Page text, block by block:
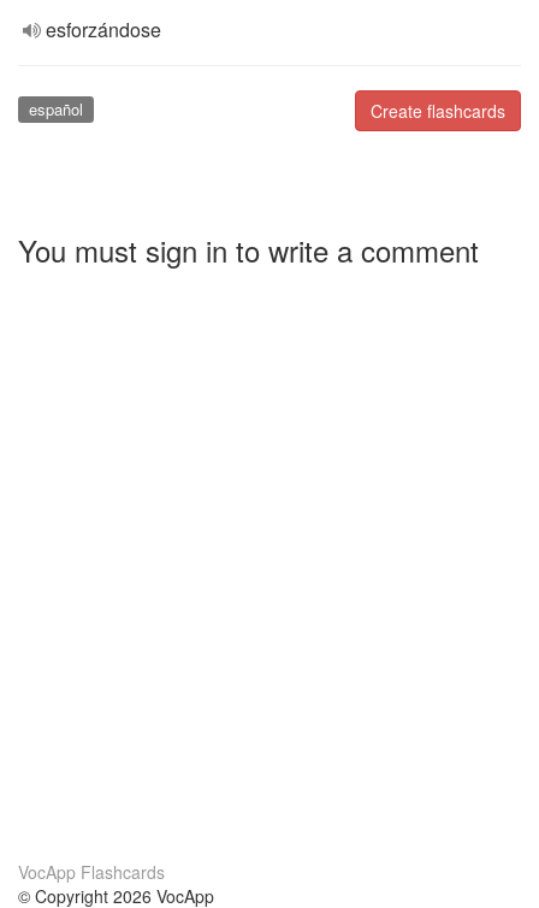
esforzándose
Create flashcards
español
You must sign in to write a comment
VocApp Flashcards
© Copyright 2026 VocApp